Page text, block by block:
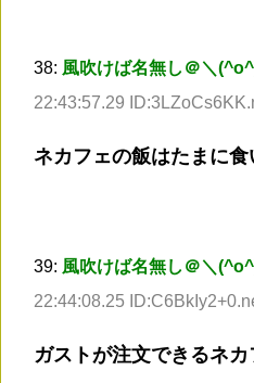
38: 風吹けば名無し＠＼
22:43:57.29
ネカフェの飯はたまに
39: 風吹けば名無し＠＼
22:44:08.25
ガストが注文できるネ